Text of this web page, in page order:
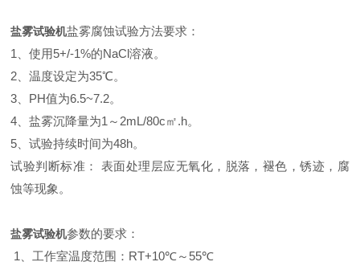
盐雾试验机盐雾腐蚀试验方法要求 ：
1
、使用5+/-1%的NaCl溶液。
2 、温度设定为35℃。
3
PH值为6.5~7.2。
4 、盐雾沉降量为1～2mL/80c㎡.h。
5 、试验持续时间为48h。
试验判断标准： 表面处理层应无氧化，脱落，褪色，锈迹，腐
蚀等现象。
盐雾试验机参数的要求：
1、工作室温度范围：RT+10℃～55℃